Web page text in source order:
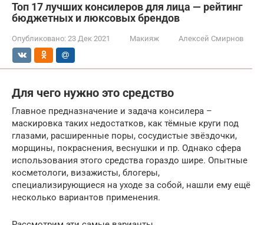
Топ 17 лучших консилеров для лица — рейтинг
бюджетных и люксовых брендов
Опубликовано: 23 Дек 2021 Макияж Алексей Смирнов
Для чего нужно это средство
Главное предназначение и задача консилера –
маскировка таких недостатков, как тёмные круги под
глазами, расширенные поры, сосудистые звёздочки,
морщины, покраснения, веснушки и пр. Однако сфера
использования этого средства гораздо шире. Опытные
косметологи, визажисты, блогеры,
специализирующиеся на уходе за собой, нашли ему ещё
несколько вариантов применения.